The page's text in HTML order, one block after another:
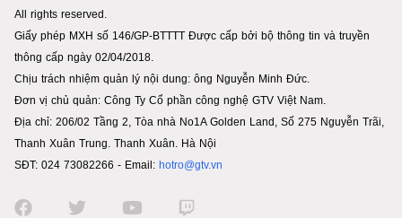
All rights reserved.
Giấy phép MXH số 146/GP-BTTTT Được cấp bởi bộ thông tin và truyền
thông cấp ngày 02/04/2018.
Chịu trách nhiệm quản lý nội dung: ông Nguyễn Minh Đức.
Đơn vị chủ quản: Công Ty Cổ phần công nghệ GTV Việt Nam.
Địa chỉ: 206/02 Tầng 2, Tòa nhà No1A Golden Land, Số 275 Nguyễn Trãi,
Thanh Xuân Trung. Thanh Xuân. Hà Nội
SĐT: 024 73082266 - Email: hotro@gtv.vn